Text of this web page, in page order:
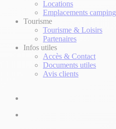
Locations
Emplacements camping
Tourisme
Tourisme & Loisirs
Partenaires
Infos utiles
Accès & Contact
Documents utiles
Avis clients